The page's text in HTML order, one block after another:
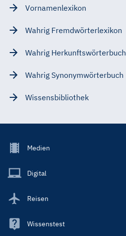
Vornamenlexikon
Wahrig Fremdwörterlexikon
Wahrig Herkunftswörterbuch
Wahrig Synonymwörterbuch
Wissensbibliothek
Footer
Main
Medien
Digital
Reisen
Wissenstest